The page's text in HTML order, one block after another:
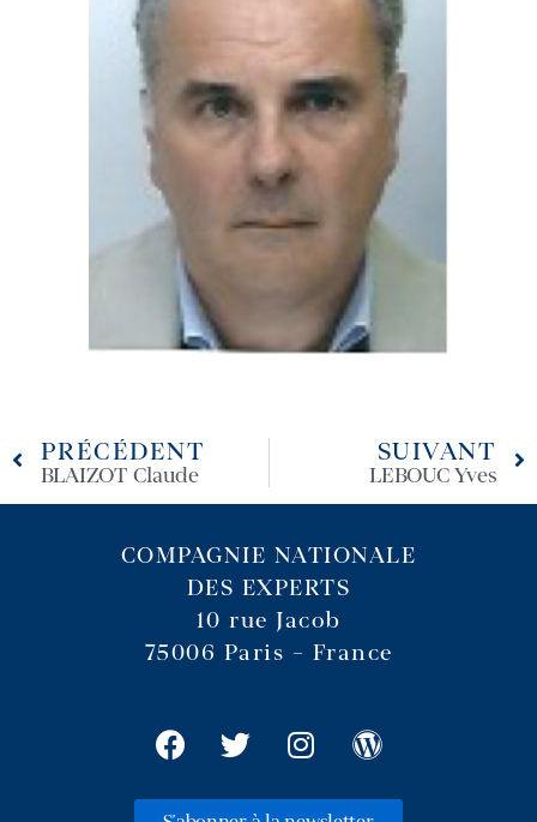
PRÉCÉDENT
BLAIZOT Claude
SUIVANT
LEBOUC Yves
COMPAGNIE NATIONALE
DES EXPERTS
10 rue Jacob
75006 Paris – France